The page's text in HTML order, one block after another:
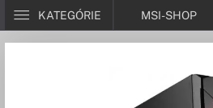
KATEGÓRIE MSI-SHOP